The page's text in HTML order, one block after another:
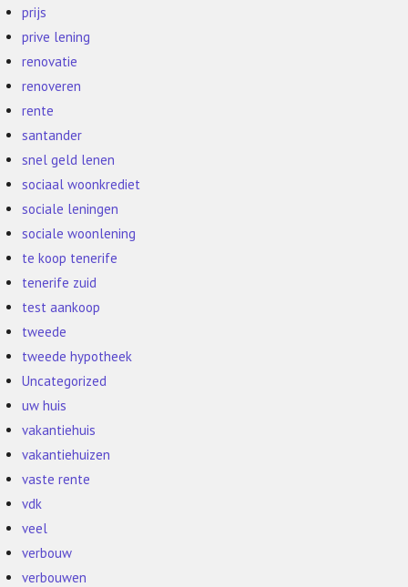
prijs
prive lening
renovatie
renoveren
rente
santander
snel geld lenen
sociaal woonkrediet
sociale leningen
sociale woonlening
te koop tenerife
tenerife zuid
test aankoop
tweede
tweede hypotheek
Uncategorized
uw huis
vakantiehuis
vakantiehuizen
vaste rente
vdk
veel
verbouw
verbouwen